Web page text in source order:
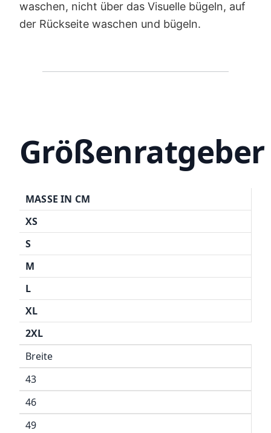
waschen, nicht über das Visuelle bügeln, auf
der Rückseite waschen und bügeln.
Größenratgeber
MASSE IN CM
XS
S
M
L
XL
2XL
Breite
43
46
49